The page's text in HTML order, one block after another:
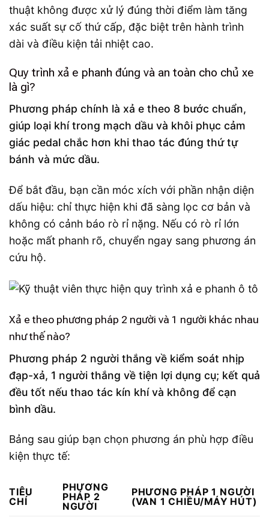
thuật không được xử lý đúng thời điểm làm tăng
xác suất sự cố thứ cấp, đặc biệt trên hành trình
dài và điều kiện tải nhiệt cao.
Quy trình xả e phanh đúng và an toàn cho chủ xe
là gì?
Phương pháp chính là xả e theo 8 bước chuẩn,
giúp loại khí trong mạch dầu và khôi phục cảm
giác pedal chắc hơn khi thao tác đúng thứ tự
bánh và mức dầu.
Để bắt đầu, bạn cần móc xích với phần nhận diện
dấu hiệu: chỉ thực hiện khi đã sàng lọc cơ bản và
không có cảnh báo rò rỉ nặng. Nếu có rò rỉ lớn
hoặc mất phanh rõ, chuyển ngay sang phương án
cứu hộ.
Xả e theo phương pháp 2 người và 1 người khác nhau
như thế nào?
Phương pháp 2 người thắng về kiểm soát nhịp
đạp-xả, 1 người thắng về tiện lợi dụng cụ; kết quả
đều tốt nếu thao tác kín khí và không để cạn
bình dầu.
Bảng sau giúp bạn chọn phương án phù hợp điều
kiện thực tế:
TIÊU
CHÍ
PHƯƠNG
PHÁP 2
NGƯỜI
PHƯƠNG PHÁP 1 NGƯỜI
(VAN 1 CHIỀU/MÁY HÚT)